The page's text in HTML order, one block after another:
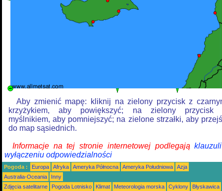
Aby zmienić mapę: kliknij na zielony przycisk z
krzyżykiem, aby powiększyć; na zielony przycisk
myślnikiem, aby pomniejszyć; na zielone strzałki, aby
do map sąsiednich.
Informacje na tej stronie internetowej podlegają
wyłączeniu odpowiedzialności
Pogoda : Europa Afryka Ameryka Północna Ameryka Południowa
Azja
Australia-Oceania
Inny
Zdjęcia satelitarne
Pogoda Lotnisko Klimat Meteorologia morska Cyklony Błyskawica